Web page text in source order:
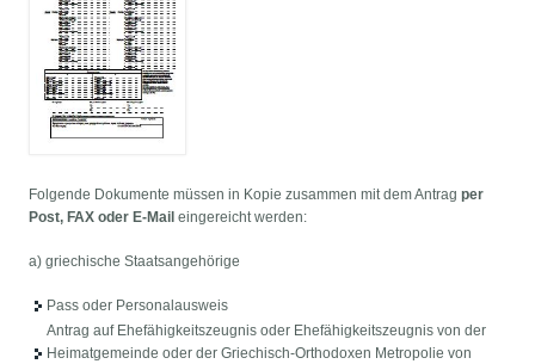
Folgende Dokumente müssen in Kopie zusammen mit dem Antragper
Post, FAX oder E-Mail eingereicht werden:
a) griechische Staatsangehörige
Pass oder Personalausweis
Antrag auf Ehefähigkeitszeugnis oder Ehefähigkeitszeugnis von der
Heimatgemeinde oder der Griechisch-Orthodoxen Metropolie von